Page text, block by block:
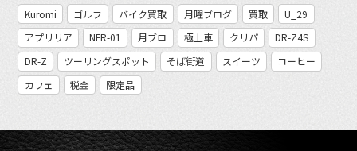
Kuromi
ゴルフ バイク買取 月曜ブログ 買取
U_29
アプリリア
NFR-01 月ブロ 極上車 クリパ
DR-Z4S
DR-Z
ツーリングスポット そば街道 スイーツ
コーヒー
カフェ
税金 限定品